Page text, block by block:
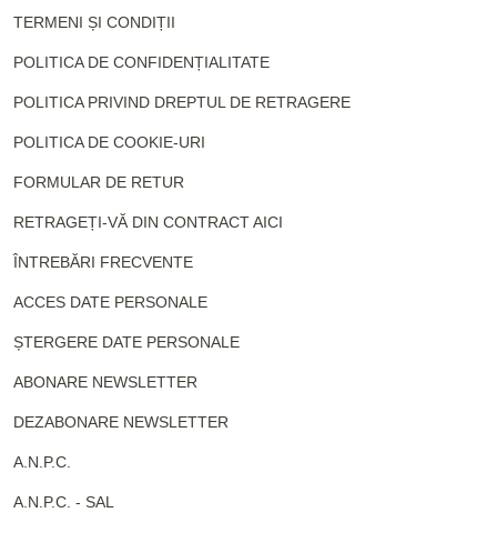
TERMENI ȘI CONDIȚII
POLITICA DE CONFIDENȚIALITATE
POLITICA PRIVIND DREPTUL DE RETRAGERE
POLITICA DE COOKIE-URI
FORMULAR DE RETUR
RETRAGEȚI-VĂ DIN CONTRACT AICI
ÎNTREBĂRI FRECVENTE
ACCES DATE PERSONALE
ȘTERGERE DATE PERSONALE
ABONARE NEWSLETTER
DEZABONARE NEWSLETTER
A.N.P.C.
A.N.P.C. - SAL